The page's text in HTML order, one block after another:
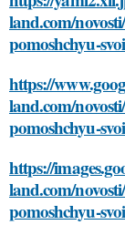
land.com/
pomoshchyu-
https://
land.com/
pomoshchyu-
https://
land.com/
pomoshchyu-